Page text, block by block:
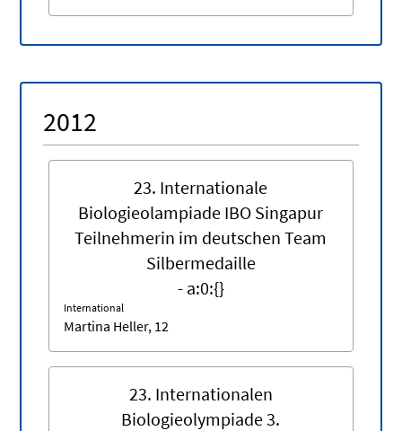
2012
23. Internationale
Biologieolampiade IBO Singapur
Teilnehmerin im deutschen Team
Silbermedaille
- a:0:{}
International
Martina Heller, 12
23. Internationalen
Biologieolympiade 3.